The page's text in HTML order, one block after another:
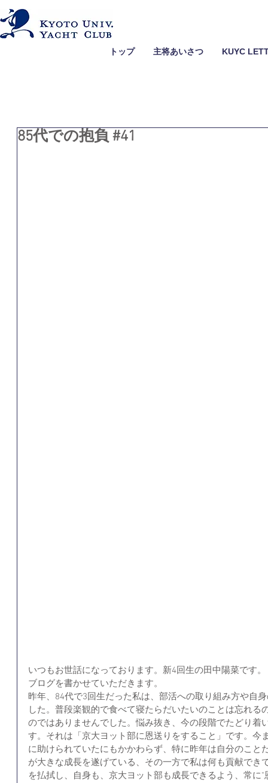
トップ 主将あいさつ KUYC
85代での抱負 #41
いつもお世話になっております。新4回生の田中陽菜です
ブログを書かせていただきます。
昨年、84代で3回生だった私は、部活への取り組み方や自
した。普段楽観的で食べて寝たらだいたいのことは忘れる
のではありませんでした。悩み抜き、今の段階でたどり着
す。それは「京大ヨット部に恩送りをすること」です。今
に助けられていたにもかかわらず、特に昨年は自分のこと
が大きな成長を遂げている、その一方で私は何も貢献でき
を払拭し、自身も、京大ヨット部も成長できるよう、常に